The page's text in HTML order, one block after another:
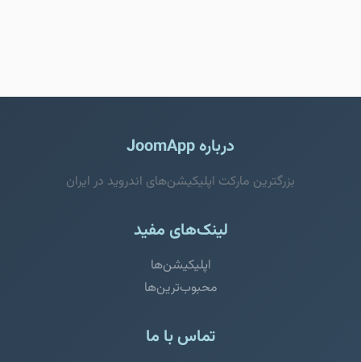
درباره JoomApp
بزرگترین مارکت اپلیکیشن‌های اندروید در ایران
لینک‌های مفید
اپلیکیشن‌ها
محبوب‌ترین‌ها
تماس با ما